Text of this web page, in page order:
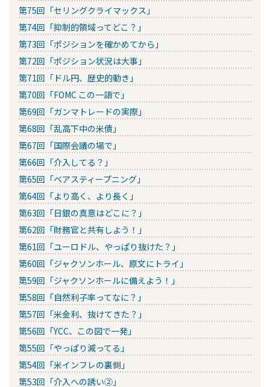
第75回「セリングクライマックス」
第74回「抑制的領域ってどこ？」
第73回「ポジションを確かめてから」
第72回「ポジション状況は大事」
第71回「ドル円、歴史的動き」
第70回「FOMC この一語で」
第69回「ガンマトレードの実際」
第68回「乱高下中の米債」
第67回「国際会議の場で」
第66回「介入してる？」
第65回「ベアスティープニング」
第64回「より高く、より長く」
第63回「日銀の真意はどこに？」
第62回「財務官と共有しよう！」
第61回「ユーロドル、やっぱり抜けた？」
第60回「ジャクソンホール、原文にトライ」
第59回「ジャクソンホールに備えよう！」
第58回「自然利子率ってなに？」
第57回「米金利、抜けてきた？」
第56回「YCC、この図で一発」
第55回「やっぱり減ってる」
第54回「米インフレの裏側」
第53回「介入への誘い②」